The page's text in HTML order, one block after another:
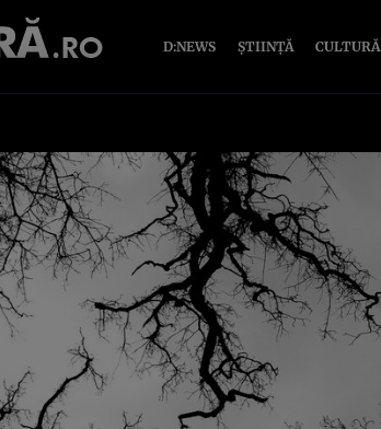
D:NEWS ȘTIINȚĂ CULTURĂ